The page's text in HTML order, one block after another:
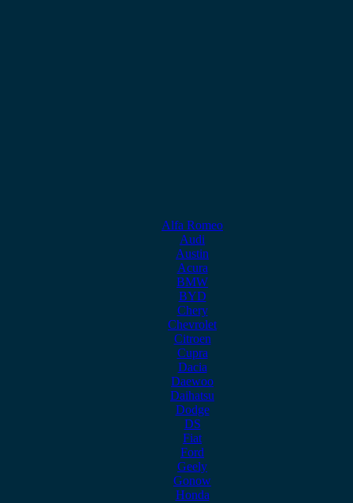
Alfa Romeo
Audi
Austin
Acura
BMW
BYD
Chery
Chevrolet
Citroen
Cupra
Dacia
Daewoo
Daihatsu
Dodge
DS
Fiat
Ford
Geely
Gonow
Honda